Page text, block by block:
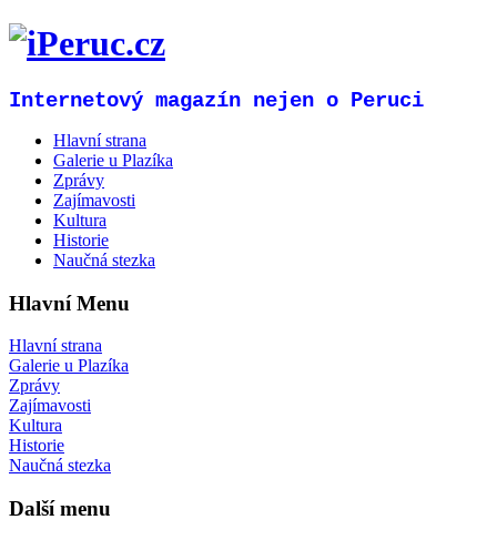
Internetový magazín nejen o Peruci
Hlavní strana
Galerie u Plazíka
Zprávy
Zajímavosti
Kultura
Historie
Naučná stezka
Hlavní Menu
Hlavní strana
Galerie u Plazíka
Zprávy
Zajímavosti
Kultura
Historie
Naučná stezka
Další menu